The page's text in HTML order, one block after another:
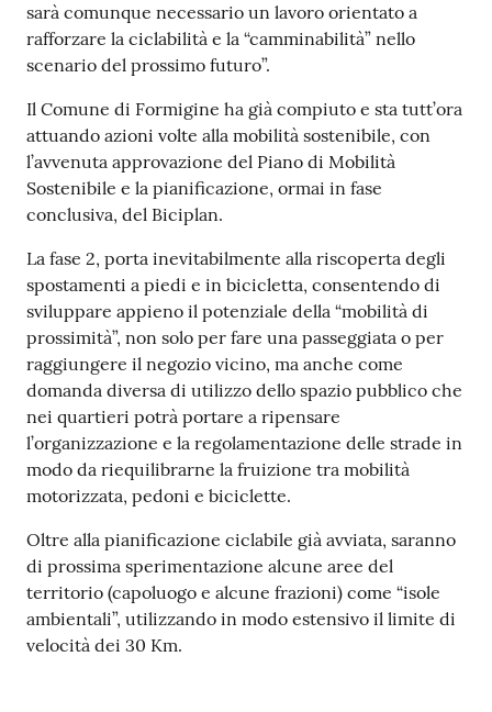
sarà comunque necessario un lavoro orientato a
rafforzare la ciclabilità e la “camminabilità” nello
scenario del prossimo futuro”.
Il Comune di Formigine ha già compiuto e sta tutt’ora
attuando azioni volte alla mobilità sostenibile, con
l’avvenuta approvazione del Piano di Mobilità
Sostenibile e la pianificazione, ormai in fase
conclusiva, del Biciplan.
La fase 2, porta inevitabilmente alla riscoperta degli
spostamenti a piedi e in bicicletta, consentendo di
sviluppare appieno il potenziale della “mobilità di
prossimità”, non solo per fare una passeggiata o per
raggiungere il negozio vicino, ma anche come
domanda diversa di utilizzo dello spazio pubblico che
nei quartieri potrà portare a ripensare
l’organizzazione e la regolamentazione delle strade in
modo da riequilibrarne la fruizione tra mobilità
motorizzata, pedoni e biciclette.
Oltre alla pianificazione ciclabile già avviata, saranno
di prossima sperimentazione alcune aree del
territorio (capoluogo e alcune frazioni) come “isole
ambientali”, utilizzando in modo estensivo il limite di
velocità dei 30 Km.